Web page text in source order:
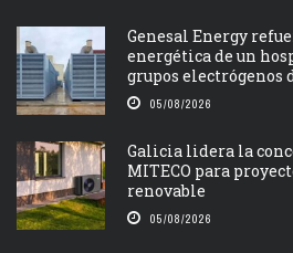
Genesal Energy
energética de un
grupos electrógenos
05/08/2026
Galicia lidera la
MITECO para
renovable
05/08/2026